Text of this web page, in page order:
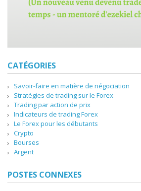
CATÉGORIES
Savoir-faire en matière de négociation
Stratégies de trading sur le Forex
Trading par action de prix
Indicateurs de trading Forex
Le Forex pour les débutants
Crypto
Bourses
Argent
POSTES CONNEXES